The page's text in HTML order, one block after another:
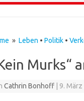
» Leben • Politik•
Murks“
Cathrin Bonhoff 9.